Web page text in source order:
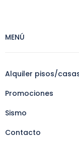
MENÚ
Alquiler pisos/
Promociones
Sismo
Contacto